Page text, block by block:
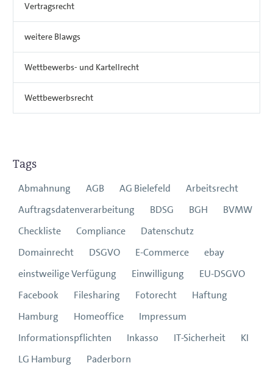
Vertragsrecht
weitere Blawgs
Wettbewerbs- und Kartellrecht
Wettbewerbsrecht
Tags
Abmahnung AGB AG Bielefeld
Arbeitsrecht
Auftragsdatenverarbeitung
BDSG BGH
BVMW
Checkliste
Compliance
Datenschutz
Domainrecht
DSGVO E-Commerce
ebay
einstweilige Verfügung
Einwilligung
EU-DSGVO
Facebook
Filesharing Fotorecht
Haftung
Hamburg
Homeoffice
Impressum
Informationspflichten
Inkasso IT-Sicherheit
KI
LG Hamburg
Paderborn